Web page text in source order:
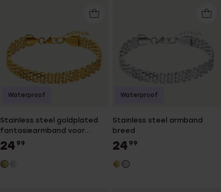
Stainless steel goldplated
fantasiearmband voor
dames
24 99
Waterproof
Stainless steel armband
breed
24 99
Waterproof